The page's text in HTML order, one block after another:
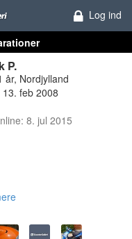
Log ind
P.
år, Nordjylland
feb 2008
8. jul 2015